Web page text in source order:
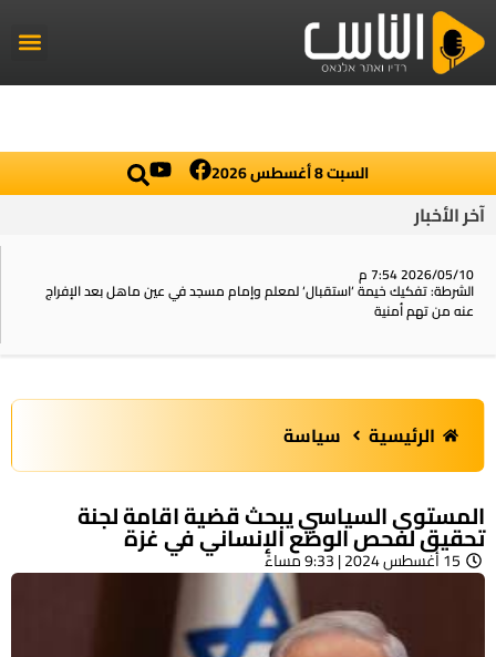
السبت 8 أغسطس 2026
آخر الأخبار
2026/05/10 7:54 م
الشرطة: تفكيك خيمة ‘استقبال‘ لمعلم وإمام مسجد في عين ماهل بعد الإفراج
عنه من تهم أمنية
الرئيسية سياسة
المستوى السياسي يبحث قضية اقامة لجنة
تحقيق لفحص الوضع الإنساني في غزة
15 أغسطس 2024 | 9:33 مساءً